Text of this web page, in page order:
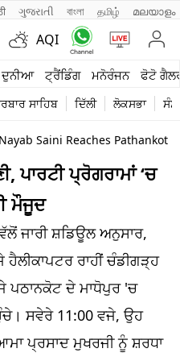
ગુજરાતી বাংলা தமிழ் മലയാളം
AQI
ਦੁਨੀਆ ਟ੍ਰੈਂਡਿੰਗ ਮਨੋਰੰਜਨ ਫੋਟੋ
ਸਾਹਿਬ ਦਿੱਲੀ ਲੋਕਸਭਾ
Nayab Saini Reaches Pathankot
ਪਾਰਟੀ ਪ੍ਰੋਗਰਾਮਾਂ ‘ਚ
ਮੌਜੂਦ
ਜਾਰੀ ਸ਼ਡਿਊਲ ਅਨੁਸਾਰ,
ਰਾਹੀਂ ਚੰਡੀਗੜ੍ਹ
ਪਠਾਨਕੋਟ ਦੇ ਮਾਧੋਪੁਰ 'ਚ
ਸਵੇਰੇ 11:00 ਵਜੇ, ਉਹ
ਪ੍ਰਸਾਦ ਮੁਖਰਜੀ ਨੂੰ ਸ਼ਰਧਾ